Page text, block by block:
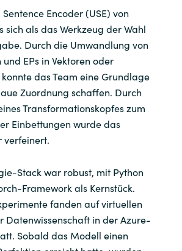
Encoder (USE) von
sich als das Werkzeug der Wahl
Durch die Umwandlung von
EPs in Vektoren oder
das Team eine Grundlage
Zuordnung schaffen. Durch
Transformationskopfes zum
Einbettungen wurde das
verfeinert.
Stack war robust, mit Python
Framework als Kernstück.
fanden auf virtuellen
Datenwissenschaft in der Azure-
Sobald das Modell einen